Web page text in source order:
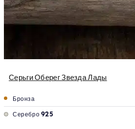
Серьги Оберег Звезда Лады
Бронза
Серебро 925